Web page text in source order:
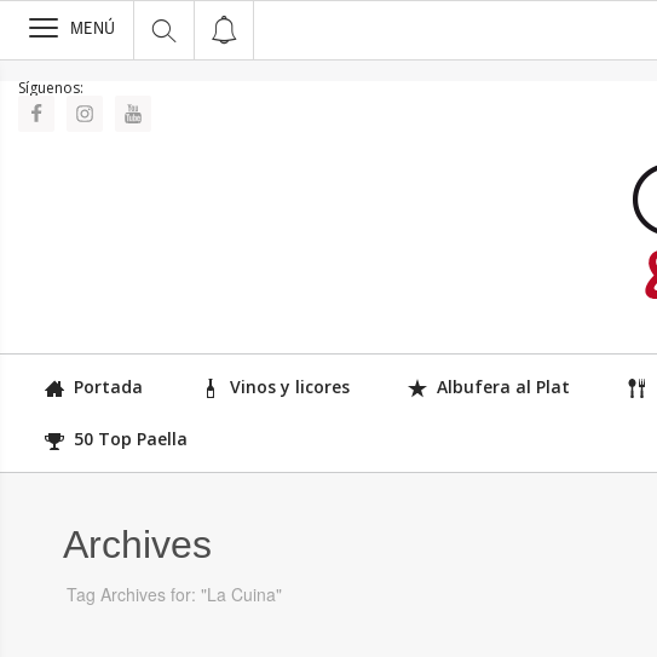
>
MENÚ
Síguenos:
Portada Vinos y licores Albufera al Plat
50 Top Paella
Archives
Tag Archives for: "La Cuina"